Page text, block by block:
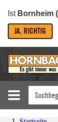
Ist Bornheim
JA, RICHTIG